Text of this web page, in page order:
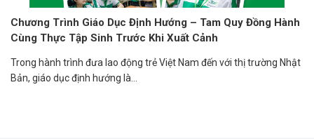
Chương Trình Giáo Dục Định Hướng – Tam Quy Đồng Hành
Cùng Thực Tập Sinh Trước Khi Xuất Cảnh
Trong hành trình đưa lao động trẻ Việt Nam đến với thị trường Nhật
Bản, giáo dục định hướng là...